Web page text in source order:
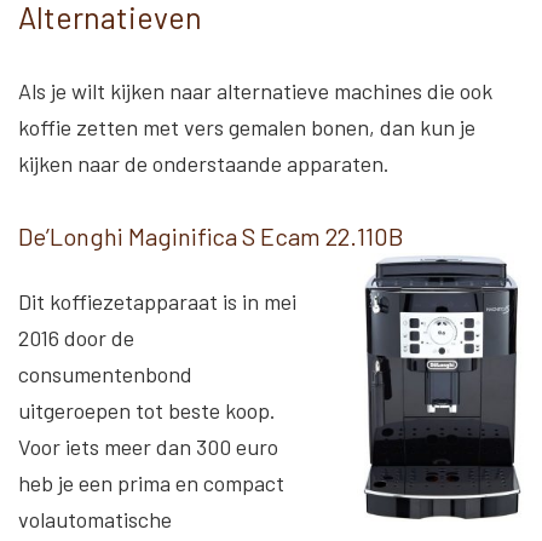
Alternatieven
Als je wilt kijken naar alternatieve machines die ook
koffie zetten met vers gemalen bonen, dan kun je
kijken naar de onderstaande apparaten.
De’Longhi Maginifica S Ecam 22.110B
Dit koffiezetapparaat is in mei
2016 door de
consumentenbond
uitgeroepen tot beste koop.
Voor iets meer dan 300 euro
heb je een prima en compact
volautomatische